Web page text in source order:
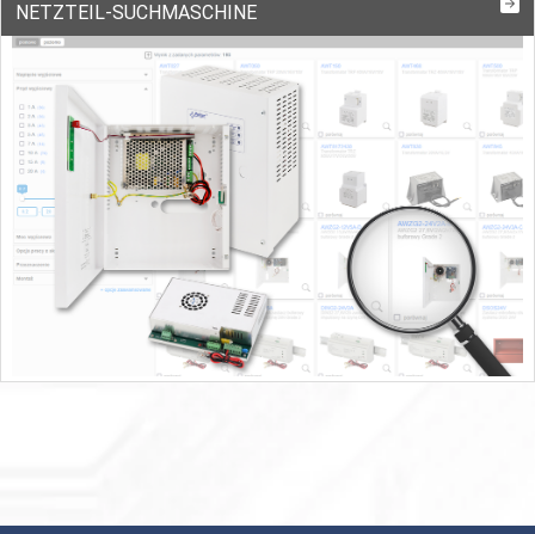
NETZTEIL-SUCHMASCHINE